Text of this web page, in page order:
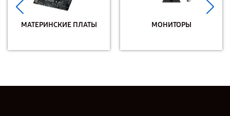
МАТЕРИНСКИЕ ПЛАТЫ МОНИТОРЫ